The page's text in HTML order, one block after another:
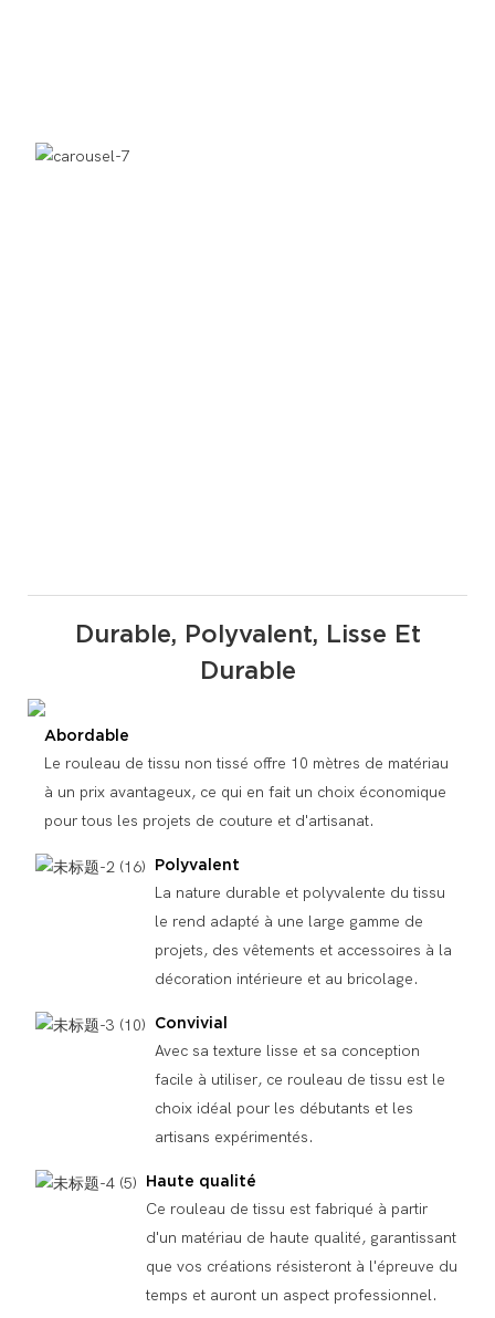
Durable, Polyvalent, Lisse Et
Durable
Abordable
Le rouleau de tissu non tissé offre 10 mètres de matériau
à un prix avantageux, ce qui en fait un choix économique
pour tous les projets de couture et d'artisanat.
Polyvalent
La nature durable et polyvalente du tissu
le rend adapté à une large gamme de
projets, des vêtements et accessoires à la
décoration intérieure et au bricolage.
Convivial
Avec sa texture lisse et sa conception
facile à utiliser, ce rouleau de tissu est le
choix idéal pour les débutants et les
artisans expérimentés.
Haute qualité
Ce rouleau de tissu est fabriqué à partir
d'un matériau de haute qualité, garantissant
que vos créations résisteront à l'épreuve du
temps et auront un aspect professionnel.